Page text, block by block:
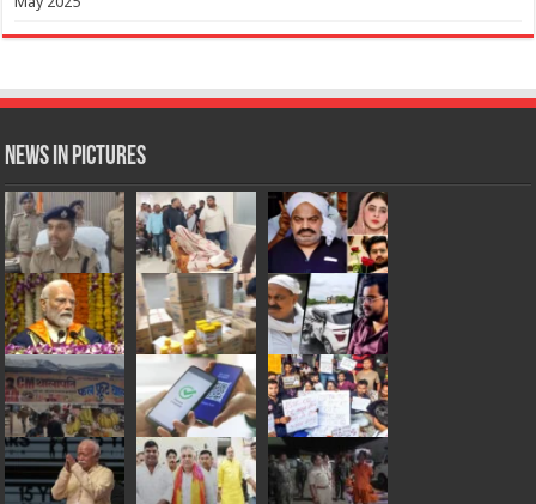
News in Pictures